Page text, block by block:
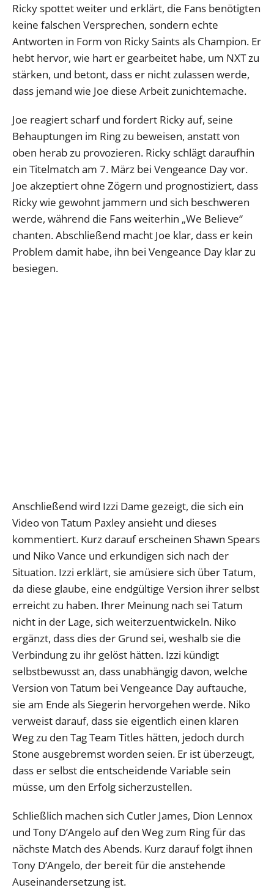
Ricky spottet weiter und erklärt, die Fans benötigten
keine falschen Versprechen, sondern echte
Antworten in Form von Ricky Saints als Champion. Er
hebt hervor, wie hart er gearbeitet habe, um NXT zu
stärken, und betont, dass er nicht zulassen werde,
dass jemand wie Joe diese Arbeit zunichtemache.
Joe reagiert scharf und fordert Ricky auf, seine
Behauptungen im Ring zu beweisen, anstatt von
oben herab zu provozieren. Ricky schlägt daraufhin
ein Titelmatch am 7. März bei Vengeance Day vor.
Joe akzeptiert ohne Zögern und prognostiziert, dass
Ricky wie gewohnt jammern und sich beschweren
werde, während die Fans weiterhin „We Believe“
chanten. Abschließend macht Joe klar, dass er kein
Problem damit habe, ihn bei Vengeance Day klar zu
besiegen.
Anschließend wird Izzi Dame gezeigt, die sich ein
Video von Tatum Paxley ansieht und dieses
kommentiert. Kurz darauf erscheinen Shawn Spears
und Niko Vance und erkundigen sich nach der
Situation. Izzi erklärt, sie amüsiere sich über Tatum,
da diese glaube, eine endgültige Version ihrer selbst
erreicht zu haben. Ihrer Meinung nach sei Tatum
nicht in der Lage, sich weiterzuentwickeln. Niko
ergänzt, dass dies der Grund sei, weshalb sie die
Verbindung zu ihr gelöst hätten. Izzi kündigt
selbstbewusst an, dass unabhängig davon, welche
Version von Tatum bei Vengeance Day auftauche,
sie am Ende als Siegerin hervorgehen werde. Niko
verweist darauf, dass sie eigentlich einen klaren
Weg zu den Tag Team Titles hätten, jedoch durch
Stone ausgebremst worden seien. Er ist überzeugt,
dass er selbst die entscheidende Variable sein
müsse, um den Erfolg sicherzustellen.
Schließlich machen sich Cutler James, Dion Lennox
und Tony D’Angelo auf den Weg zum Ring für das
nächste Match des Abends. Kurz darauf folgt ihnen
Tony D’Angelo, der bereit für die anstehende
Auseinandersetzung ist.